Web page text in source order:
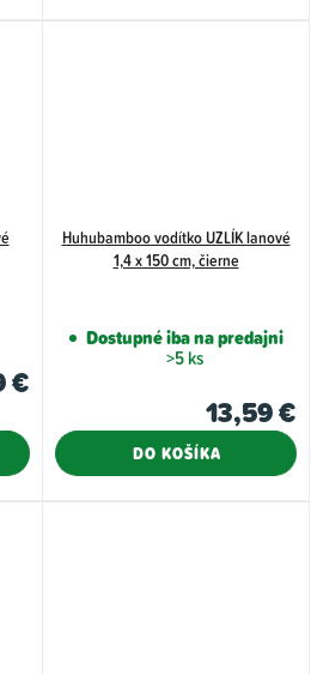
€
Huhubamboo vodítko UZLÍK lanové
1,4 x 150 cm, čierne
Dostupné iba na predajni
>5 ks
13,59 €
DO KOŠÍKA